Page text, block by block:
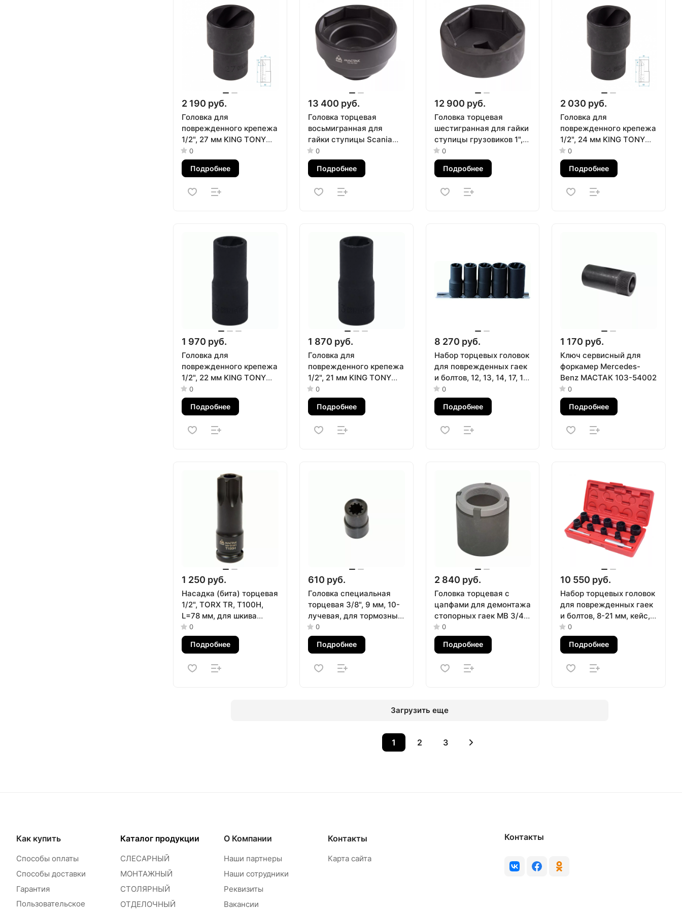
2 190 руб.
Головка для
поврежденного крепежа
1/2", 27 мм KING TONY
9TD403-27M
0
Подробнее
13 400 руб.
Головка торцевая
восьмигранная для
гайки ступицы Scania
3/4", 100 мм МАСТАК
100-42100
0
Подробнее
12 900 руб.
Головка торцевая
шестигранная для гайки
ступицы грузовиков 1",
100 мм МАСТАК 100-
42102
0
Подробнее
2 030 руб.
Головка для
поврежденного крепежа
1/2", 24 мм KING TONY
9TD403-24M
0
Подробнее
1 970 руб.
Головка для
поврежденного крепежа
1/2", 22 мм KING TONY
9TD403-22M
0
Подробнее
1 870 руб.
Головка для
поврежденного крепежа
1/2", 21 мм KING TONY
9TD403-21M
0
Подробнее
8 270 руб.
Набор торцевых головок
для поврежденных гаек
и болтов, 12, 13, 14, 17, 19
мм, 5 предметов KING
TONY 9TD035MR
0
Подробнее
1 170 руб.
Ключ сервисный для
форкамер Mercedes-
Benz МАСТАК 103-54002
0
Подробнее
1 250 руб.
Насадка (бита) торцевая
1/2", TORX TR, T100H,
L=78 мм, для шкива
распредвала МАСТАК
103-21301
0
Подробнее
610 руб.
Головка специальная
торцевая 3/8", 9 мм, 10-
лучевая, для тормозных
суппортов Porsche
МАСТАК 102-20001
0
Подробнее
2 840 руб.
Головка торцевая с
цапфами для демонтажа
стопорных гаек MB 3/4"
МАСТАК 100-10001
0
Подробнее
10 550 руб.
Набор торцевых головок
для поврежденных гаек
и болтов, 8-21 мм, кейс,
кейс, 12 предметов
МАСТАК 109-30012C
0
Подробнее
Загрузить еще
1 2 3
Как купить
Способы оплаты
Способы доставки
Гарантия
Пользовательское
Каталог продукции
СЛЕСАРНЫЙ
МОНТАЖНЫЙ
СТОЛЯРНЫЙ
ОТДЕЛОЧНЫЙ
О Компании
Наши партнеры
Наши сотрудники
Реквизиты
Вакансии
Контакты
Карта сайта
Контакты